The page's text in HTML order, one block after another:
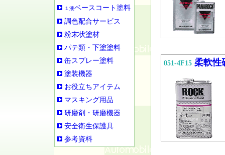
１液ベースコート塗料
調色配合サービス
粉末状塗材
パテ類・下塗塗料
缶スプレー塗料
塗装機器
お役立ちアイテム
マスキング用品
研磨剤・研磨機器
安全衛生保護具
参考資料
051-4F15柔軟性